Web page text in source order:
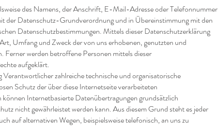
des Namens, der Anschrift, E-Mail-Adresse oder Telefonnummer
der Datenschutz-Grundverordnung und in Übereinstimmung mit den
Datenschutzbestimmungen. Mittels dieser Datenschutzerklärung
Umfang und Zweck der von uns erhobenen, genutzten und
werden betroffene Personen mittels dieser
aufgeklärt.
zahlreiche technische und organisatorische
Schutz der über diese Internetseite verarbeiteten
Internetbasierte Datenübertragungen grundsätzlich
nicht gewährleistet werden kann. Aus diesem Grund steht es jeder
auf alternativen Wegen, beispielsweise telefonisch, an uns zu